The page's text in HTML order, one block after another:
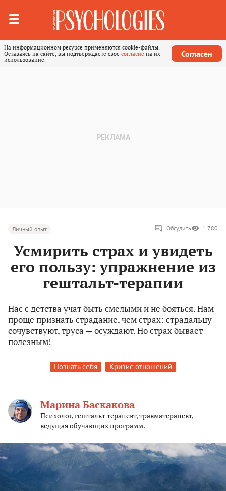
На информационном ресурсе применяются cookie-файлы.
Оставаясь на сайте, вы подтверждаете свое согласие на их
использование.
Согласен
Личный опыт Обсудить 1 780
Усмирить страх и увидеть
его пользу: упражнение из
гештальт-терапии
Нас с детства учат быть смелыми и не бояться. Нам
проще признать страдание, чем страх: страдальцу
сочувствуют, труса — осуждают. Но страх бывает
полезным!
Познать себя Кризис отношений
Марина Баскакова
Психолог, гештальт терапевт, травматерапевт,
ведущая обучающих программ.